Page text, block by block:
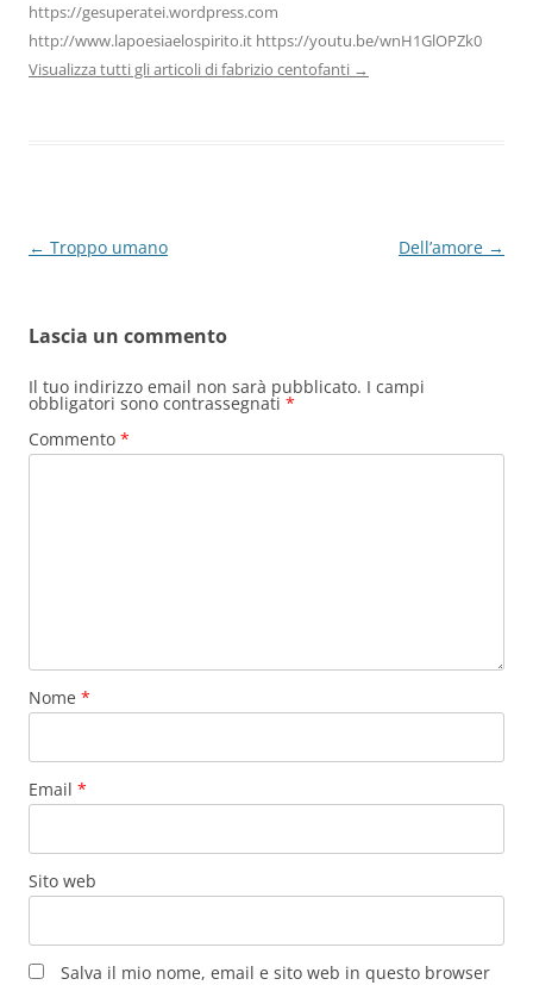
https://gesuperatei.wordpress.com
http://www.lapoesiaelospirito.it https://youtu.be/wnH1GlOPZk0
Visualizza tutti gli articoli di fabrizio centofanti →
Navigazione
← Troppo umano Dell’amore →
Lascia un commento
Il tuo indirizzo email non sarà pubblicato. I campi
obbligatori sono contrassegnati *
Commento *
Nome *
Email *
Sito web
Salva il mio nome, email e sito web in questo browser